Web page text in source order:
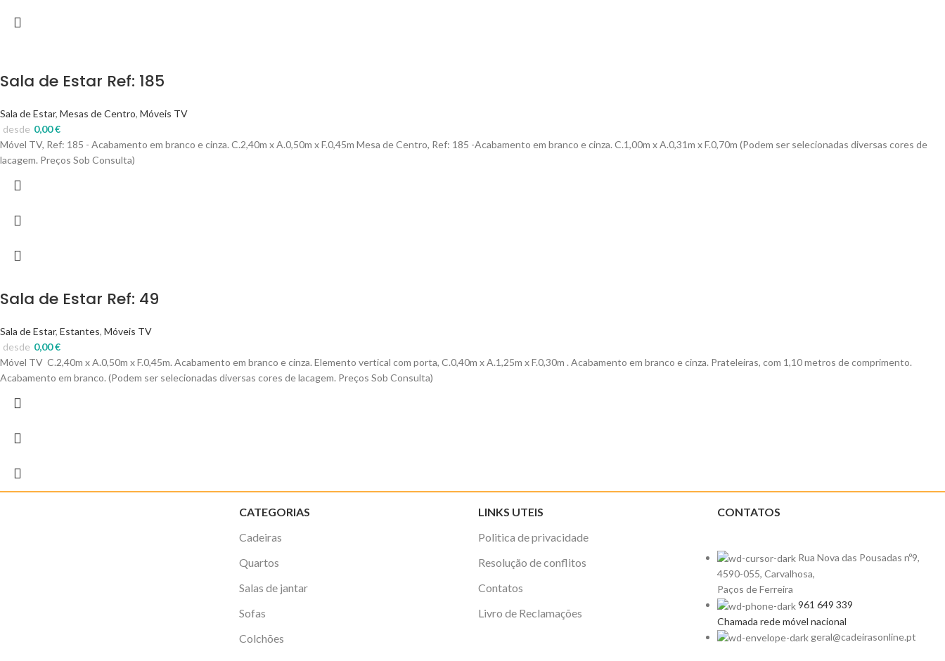
Sala de Estar Ref: 185
Sala de Estar, Mesas de Centro, Móveis TV
0,00€
desde
Móvel TV, Ref: 185 - Acabamento em branco e cinza. C.2,40m x A.0,50m x F.0,45m Mesa de Centro, Ref: 185 -Acabamento em branco e cinza. C.1,00m x A.0,31m x F.0,70m (Podem ser selecionadas diversas cores de
lacagem. Preços Sob Consulta)
Sala de Estar Ref: 49
Sala de Estar, Estantes, Móveis TV
0,00€
desde
Móvel TV C.2,40m x A.0,50m x F.0,45m. Acabamento em branco e cinza. Elemento vertical com porta, C.0,40m x A.1,25m x F.0,30m . Acabamento em branco e cinza. Prateleiras, com 1,10 metros de comprimento.
Acabamento em branco. (Podem ser selecionadas diversas cores de lacagem. Preços Sob Consulta)
CATEGORIAS
Cadeiras
Quartos
Salas de jantar
Sofas
Colchões
LINKS UTEIS
Politica de privacidade
Resolução de conflitos
Contatos
Livro de Reclamações
CONTATOS
Rua Nova das Pousadas nº9,
4590-055, Carvalhosa,
Paços de Ferreira
961 649 339
Chamada rede móvel nacional
geral@cadeirasonline.pt